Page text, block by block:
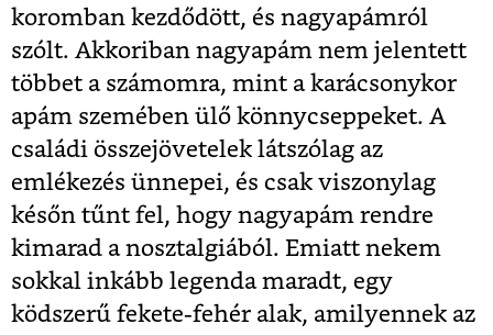
koromban kezdődött, és nagyapámról
szólt. Akkoriban nagyapám nem jelentett
többet a számomra, mint a karácsonykor
apám szemében ülő könnycseppeket. A
családi összejövetelek látszólag az
emlékezés ünnepei, és csak viszonylag
későn tűnt fel, hogy nagyapám rendre
kimarad a nosztalgiából. Emiatt nekem
sokkal inkább legenda maradt, egy
ködszerű fekete-fehér alak, amilyennek az